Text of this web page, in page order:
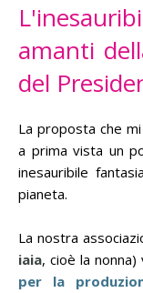
amanti
del
La proposta che
a prima vista un
inesauribile
pianeta.
La nostra
iaia, cioè la nonna)
per la